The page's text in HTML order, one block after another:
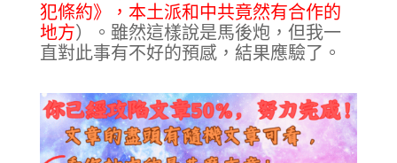
犯條約》，本土派和中共竟然有合作的
地方）。雖然這樣說是馬後炮，但我一
直對此事有不好的預感，結果應驗了。